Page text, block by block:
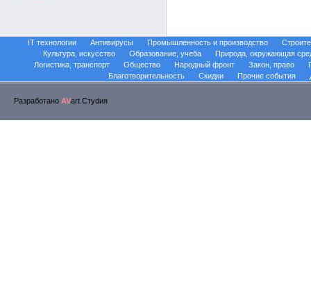
IT технологии Антивирусы Промышленность и производство
Культура, искусство
Образование, учеба
Природа, окружающая
Логистика, транспорт
Общество Народный фронт Закон, право
Благотворительность
Скидки Прочие события
Разработано AVart.Стуdия